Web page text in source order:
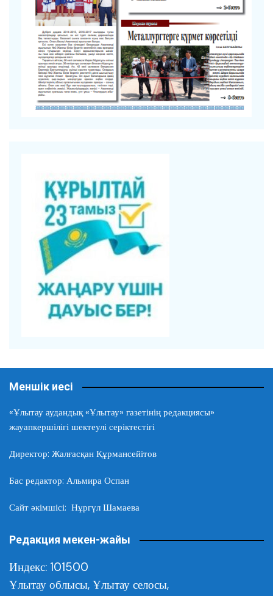
Меншік иесі
«Ұлытау аудандық «Ұлытау» газетінің редакциясы»
жауапкершілігі шектеулі серіктестігі
Директор: Жалғасқан Құрмансейітов
Бас редактор: Альмира Оспан
Сайт әкімшісі: Нұргүл Шамаева
Редакция мекен-жайы
Индекс: 101500
Ұлытау облысы, Ұлытау селосы,